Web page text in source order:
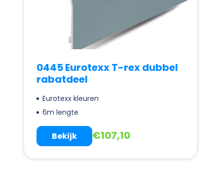
0445 Eurotexx T-rex dubbel
rabatdeel
Eurotexx kleuren
6m lengte
€107,10
Bekijk